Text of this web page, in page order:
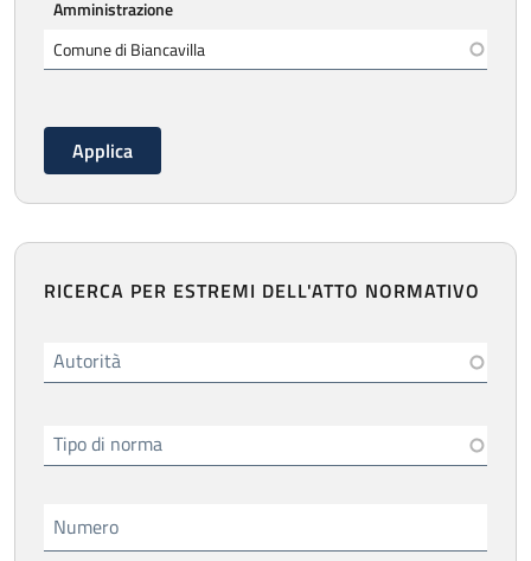
Amministrazione
RICERCA PER ESTREMI DELL'ATTO NORMATIVO
Autorità
Tipo di norma
Numero